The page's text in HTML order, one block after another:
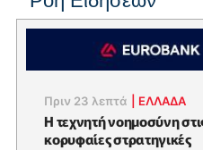
Πριν 23 λεπτά ΕΛΛΆΔΑ
Η τεχνητή νοημοσύνη
κορυφαίες στρατηγικές